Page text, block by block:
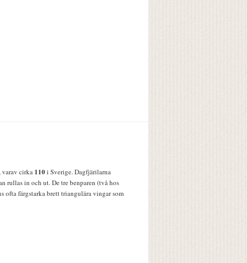
varav cirka 110i Sverige. Dagfjärilarna
rullas in och ut. De tre benparen (två hos
ofta färgstarka brett triangulära vingar som